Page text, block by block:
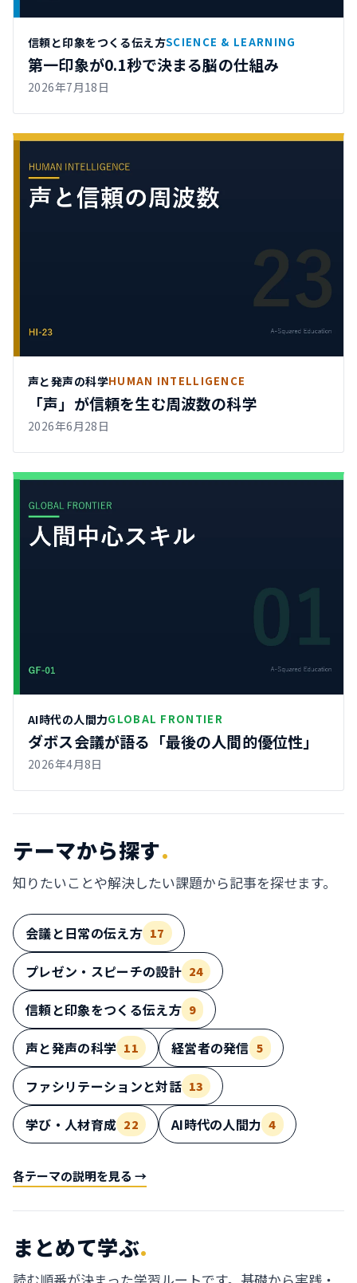
信頼と印象をつくる伝え方SCIENCE & LEARNING
第一印象が0.1秒で決まる脳の仕組み
2026年7月18日
声と発声の科学HUMAN INTELLIGENCE
「声」が信頼を生む周波数の科学
2026年6月28日
AI時代の人間力GLOBAL FRONTIER
ダボス会議が語る「最後の人間的優位性」
2026年4月8日
テーマから探す.
知りたいことや解決したい課題から記事を探せます。
会議と日常の伝え方 17
プレゼン・スピーチの設計 24
信頼と印象をつくる伝え方 9
声と発声の科学 11 経営者の発信 5
ファシリテーションと対話 13
学び・人材育成 22 AI時代の人間力 4
各テーマの説明を見る →
まとめて学ぶ.